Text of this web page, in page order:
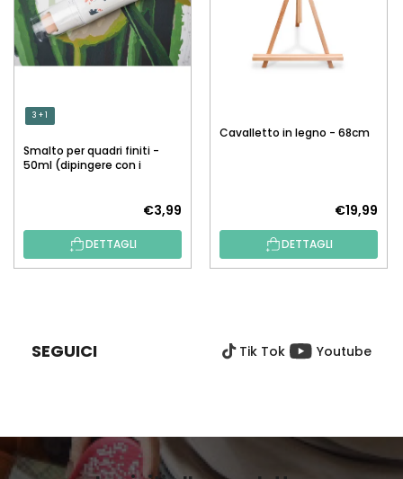
3 + 1
Smalto per quadri finiti -
50ml (dipingere con i
€3,99
DETTAGLI
Cavalletto in legno - 68cm
€19,99
DETTAGLI
G
SEGUICI Tik Tok Youtube